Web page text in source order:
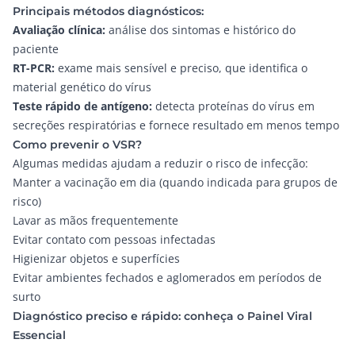
Principais métodos diagnósticos:
Avaliação clínica: análise dos sintomas e histórico do
paciente
RT-PCR: exame mais sensível e preciso, que identifica o
material genético do vírus
Teste rápido de antígeno: detecta proteínas do vírus em
secreções respiratórias e fornece resultado em menos tempo
Como prevenir o VSR?
Algumas medidas ajudam a reduzir o risco de infecção:
Manter a vacinação em dia (quando indicada para grupos de
risco)
Lavar as mãos frequentemente
Evitar contato com pessoas infectadas
Higienizar objetos e superfícies
Evitar ambientes fechados e aglomerados em períodos de
surto
Diagnóstico preciso e rápido: conheça o Painel Viral
Essencial